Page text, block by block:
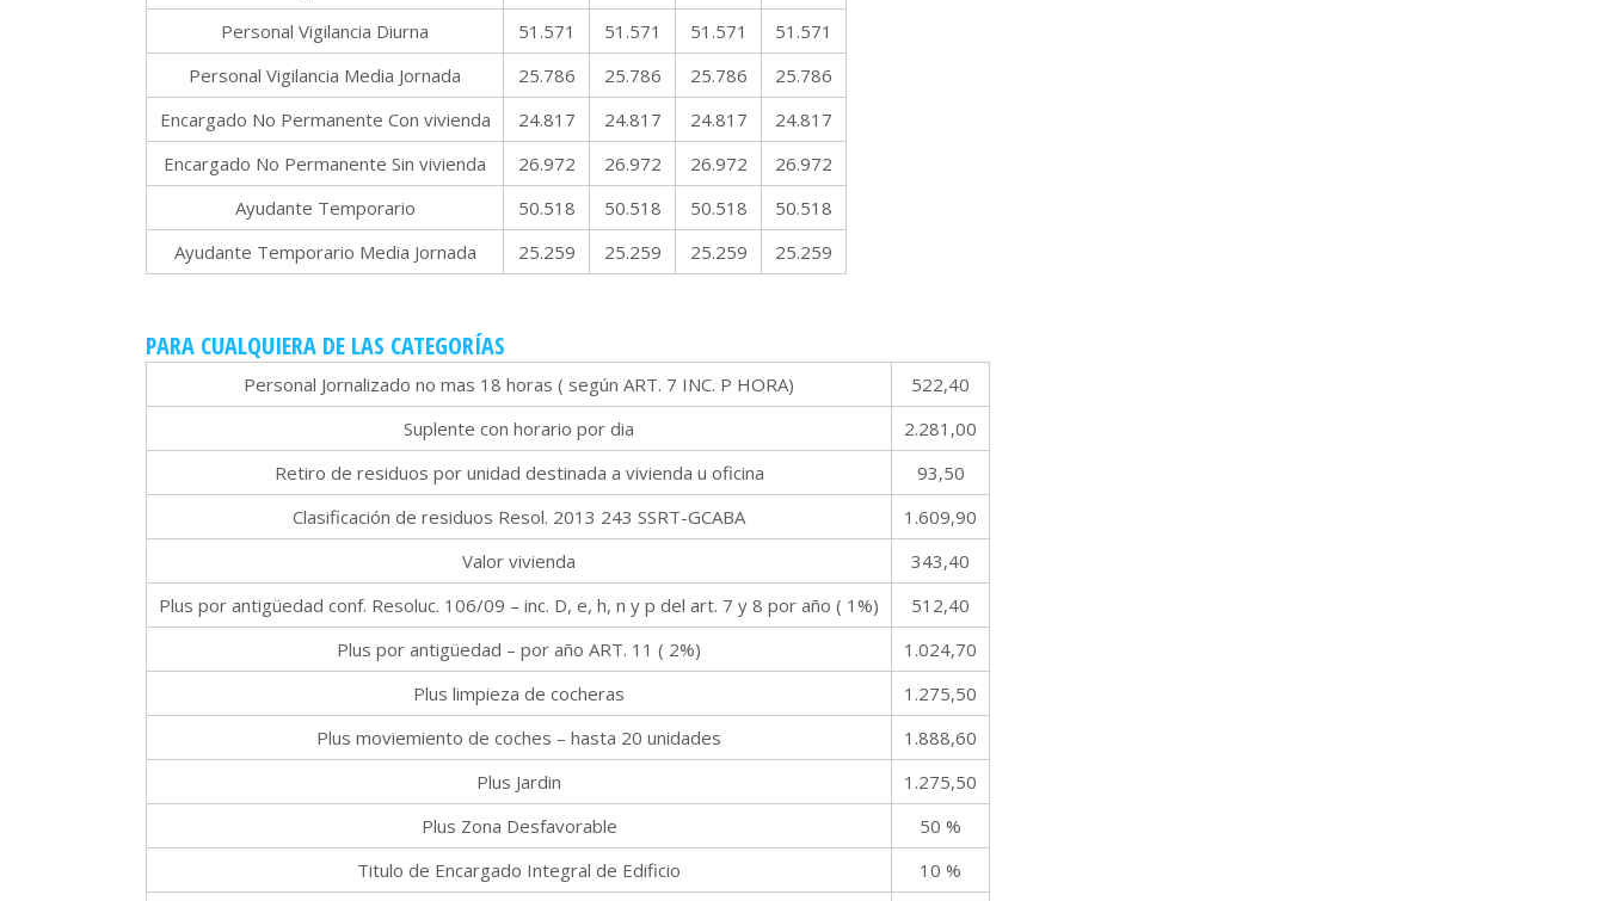
Personal Vigilancia Diurna
51.571 51.571 51.571
51.571
Personal Vigilancia Media Jornada
25.786 25.786 25.786
25.786
Encargado No Permanente Con vivienda
24.817 24.817 24.817
24.817
Encargado No Permanente Sin vivienda
26.972 26.972 26.972
26.972
Ayudante Temporario
50.518 50.518 50.518
50.518
Ayudante Temporario Media Jornada
25.259 25.259 25.259 25.259
PARA CUALQUIERA DE LAS CATEGORÍAS
Personal Jornalizado no mas 18 horas ( según ART. 7 INC. P HORA)
522,40
Suplente con horario por dia
2.281,00
Retiro de residuos por unidad destinada a vivienda u oficina
93,50
Clasificación de residuos Resol. 2013 243 SSRT-GCABA
1.609,90
Valor vivienda
343,40
Plus por antigüedad conf. Resoluc. 106/09 – inc. D, e, h, n y p del art. 7 y 8 por año ( 1%)
512,40
Plus por antigüedad – por año ART. 11 ( 2%)
1.024,70
Plus limpieza de cocheras
1.275,50
Plus moviemiento de coches – hasta 20 unidades
1.888,60
Plus Jardin
1.275,50
Plus Zona Desfavorable
50 %
Titulo de Encargado Integral de Edificio
10 %